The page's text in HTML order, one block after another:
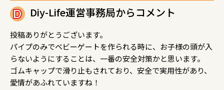
Diy-Life運営事務局からコメント
投稿ありがとうございます。
パイプのみでベビーゲートを作られる時に、お子様の頭が入
らないようにすることは、一番の安全対策かと思います。
ゴムキャップで滑り止もされており、安全で実用性があり、
愛情があふれていますね！